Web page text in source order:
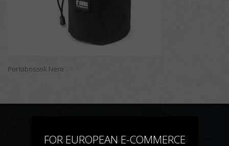
Portabossoli Nero
FOR EUROPEAN E-COMMERCE